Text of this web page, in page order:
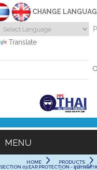
CHANGE
Translate
HOME
PRODUCTS
SECTION 03 EAR PROTECTION - อุปกรณ์สำ